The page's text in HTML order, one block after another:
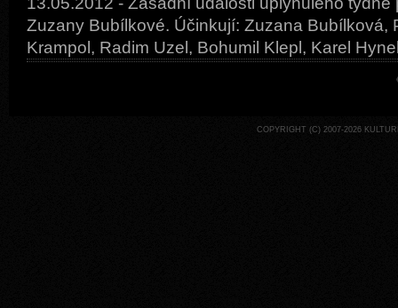
Zuzany Bubílkové. Účinkují: Zuzana Bubílková,
Krampol, Radim Uzel, Bohumil Klepl, Karel
COPYRIGHT (C) 2007-2026